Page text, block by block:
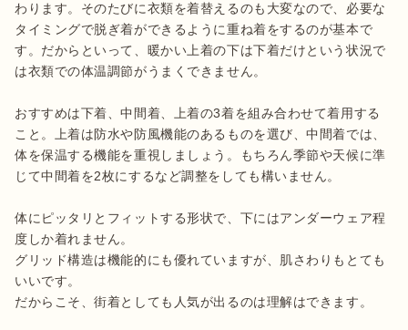
わります。そのたびに衣類を着替えるのも大変なので、必要な
タイミングで脱ぎ着ができるように重ね着をするのが基本で
す。だからといって、暖かい上着の下は下着だけという状況で
は衣類での体温調節がうまくできません。
おすすめは下着、中間着、上着の3着を組み合わせて着用する
こと。上着は防水や防風機能のあるものを選び、中間着では、
体を保温する機能を重視しましょう。もちろん季節や天候に準
じて中間着を2枚にするなど調整をしても構いません。
体にピッタリとフィットする形状で、下にはアンダーウェア程
度しか着れません。
グリッド構造は機能的にも優れていますが、肌さわりもとても
いいです。